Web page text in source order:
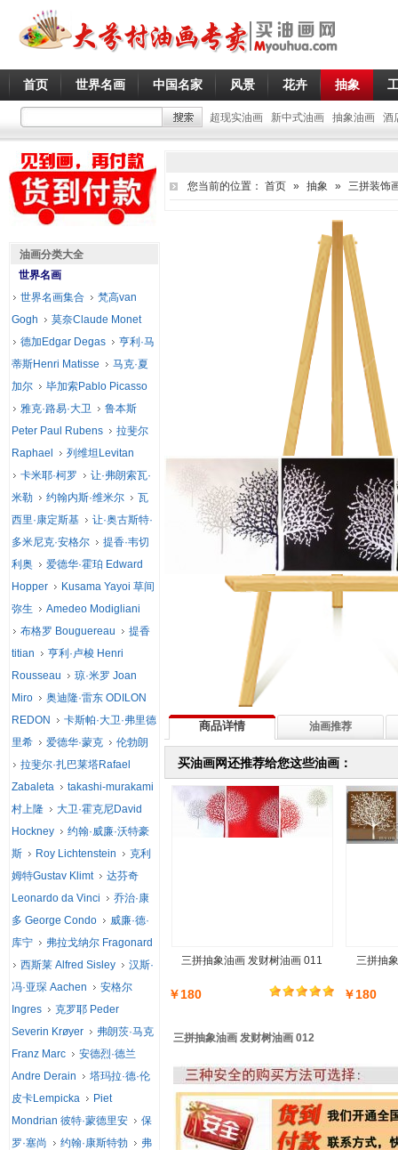
首页 世界名画 中国名家 风景 花卉 抽象
超现实油画 新中式油画 抽象油画 酒
您当前的位置： 首页 » 抽象 » 三拼装饰
商品详情 油画推荐
买油画网还推荐给您这些油画：
三拼抽象油画 发财树油画 011
￥180
三拼抽
￥180
三拼抽象油画 发财树油画 012
油画分类大全
世界名画
世界名画集合
梵高van
Gogh
莫奈Claude Monet
德加Edgar Degas
亨利·马
蒂斯Henri Matisse
马克·夏
加尔
毕加索Pablo Picasso
雅克·路易·大卫
鲁本斯
Peter Paul Rubens
拉斐尔
Raphael
列维坦Levitan
卡米耶·柯罗
让·弗朗索瓦·
米勒
约翰内斯·维米尔
瓦
西里·康定斯基
让·奥古斯特·
多米尼克·安格尔
提香·韦切
利奥
爱德华·霍珀 Edward
Hopper
Kusama Yayoi 草间
弥生
Amedeo Modigliani
布格罗 Bouguereau
提香
titian
亨利·卢梭 Henri
Rousseau
琼·米罗 Joan
Miro
奥迪隆·雷东 ODILON
REDON
卡斯帕·大卫·弗里德
里希
爱德华·蒙克
伦勃朗
拉斐尔·扎巴莱塔Rafael
Zabaleta
takashi-murakami
村上隆
大卫·霍克尼David
Hockney
约翰·威廉·沃特豪
斯
Roy Lichtenstein
克利
姆特Gustav Klimt
达芬奇
Leonardo da Vinci
乔治·康
多 George Condo
威廉·德·
库宁
弗拉戈纳尔 Fragonard
西斯莱 Alfred Sisley
汉斯·
冯·亚琛 Aachen
安格尔
Ingres
克罗耶 Peder
Severin Krøyer
弗朗茨·马克
Franz Marc
安德烈·德兰
Andre Derain
塔玛拉·德·伦
皮卡Lempicka
Piet
Mondrian 彼特·蒙德里安
保
罗·塞尚
约翰·康斯特勃
弗